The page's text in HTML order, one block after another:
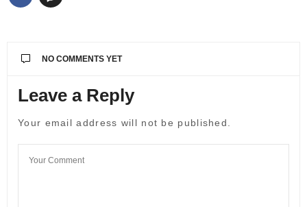
NO COMMENTS YET
Leave a Reply
Your email address will not be published.